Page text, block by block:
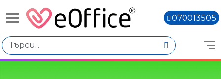
070013505